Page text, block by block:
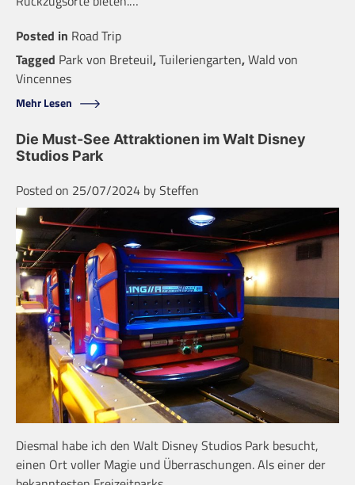
Posted in Road Trip
Tagged Park von Breteuil,Tuileriengarten,Wald von
Vincennes
Mehr Lesen
Die Must-See Attraktionen im Walt Disney
Studios Park
Posted on 25/07/2024 bySteffen
Diesmal habe ich den Walt Disney Studios Park besucht,
einen Ort voller Magie und Überraschungen. Als einer der